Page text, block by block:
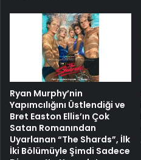
Ryan Murphy’nin
Yapımcılığını Üstlendiği ve
Bret Easton Ellis’ın Çok
Satan Romanından
Uyarlanan “The Shards”, İlk
İki Bölümüyle Şimdi Sadece